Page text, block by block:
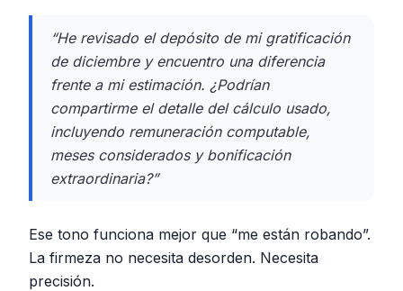
“He revisado el depósito de mi gratificación
de diciembre y encuentro una diferencia
frente a mi estimación. ¿Podrían
compartirme el detalle del cálculo usado,
incluyendo remuneración computable,
meses considerados y bonificación
extraordinaria?”
Ese tono funciona mejor que “me están robando”.
La firmeza no necesita desorden. Necesita
precisión.